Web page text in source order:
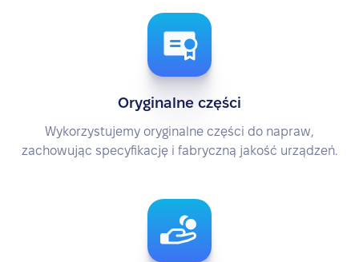
Oryginalne części
Wykorzystujemy oryginalne części do napraw,
zachowując specyfikację i fabryczną jakość urządzeń.